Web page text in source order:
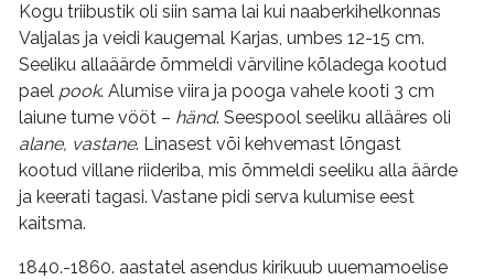
Kogu triibustik oli siin sama lai kui naaberkihelkonnas
Valjalas ja veidi kaugemal Karjas, umbes 12-15 cm.
Seeliku allaäärde õmmeldi värviline kõladega kootud
pael pook. Alumise viira ja pooga vahele kooti 3 cm
laiune tume vööt – händ. Seespool seeliku allääres oli
alane, vastane. Linasest või kehvemast lõngast
kootud villane riideriba, mis õmmeldi seeliku alla äärde
ja keerati tagasi. Vastane pidi serva kulumise eest
kaitsma.
1840.-1860. aastatel asendus kirikuub uuemamoelise